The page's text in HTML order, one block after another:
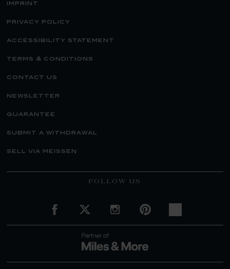
imprint
privacy policy
accessibility statement
terms & conditions
contact us
newsletter
guarantee
submit a withdrawal
sell via meissen
FOLLOW US